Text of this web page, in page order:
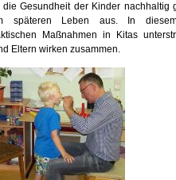
die Gesundheit der Kinder
späteren Leben aus. In
Maßnahmen in Kitas
Eltern wirken zusammen.